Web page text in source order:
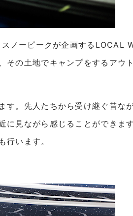
ノーピークが企画するLOCAL
その土地でキャンプをするアウ
す。先人たちから受け継ぐ昔な
に見ながら感じることができま
行います。